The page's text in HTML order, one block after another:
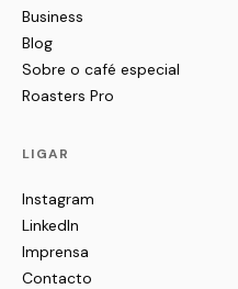
Business
Blog
Sobre o café especial
Roasters Pro
LIGAR
Instagram
LinkedIn
Imprensa
Contacto